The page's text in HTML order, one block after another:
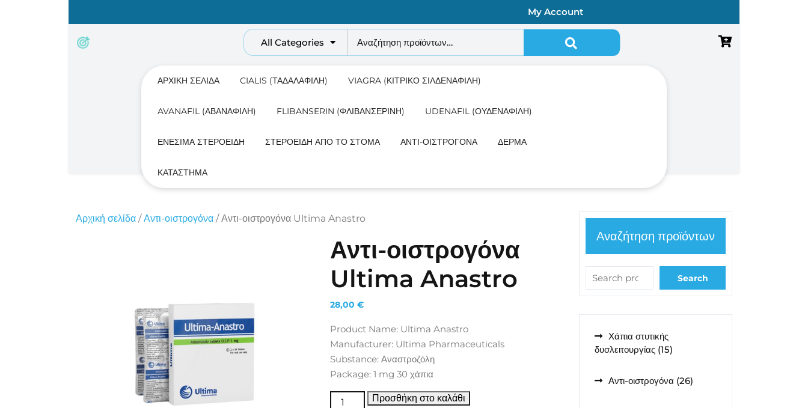
content
My Account
All Categories
Αναζήτηση για:
ΑΡΧΙΚΉ ΣΕΛΊΔΑ CIALIS (ΤΑΔΑΛΑΦΊΛΗ) VIAGRA (ΚΙΤΡΙΚΌ ΣΙΛΔΕΝΑΦΊΛΗ)
AVANAFIL (ΑΒΑΝΑΦΊΛΗ) FLIBANSERIN (ΦΛΙΒΑΝΣΕΡΊΝΗ) UDENAFIL (ΟΥΔΕΝΑΦΊΛΗ)
ΕΝΈΣΙΜΑ ΣΤΕΡΟΕΙΔΉ ΣΤΕΡΟΕΙΔΉ ΑΠΌ ΤΟ ΣΤΌΜΑ ΑΝΤΙ-ΟΙΣΤΡΟΓΌΝΑ ΔΈΡΜΑ
ΚΑΤΆΣΤΗΜΑ
Αρχική σελίδα /Αντι-οιστρογόνα / Αντι-οιστρογόνα Ultima Anastro
Αντι-οιστρογόνα
Ultima Anastro
28,00 €
Product Name: Ultima Anastro
Manufacturer: Ultima Pharmaceuticals
Substance: Αναστροζόλη
Package: 1 mg 30 χάπια
Αντι-οιστρογόνα Ultima Anastro ποσότητα
Προσθήκη στο καλάθι
Αναζήτηση προϊόντων
Search
Χάπια στυτικής
δυσλειτουργίας 1515
Αντι-οιστρογόνα 2626